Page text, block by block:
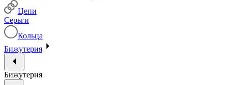
Цепи
Серьги
Кольца
Бижутерия
Бижутерия